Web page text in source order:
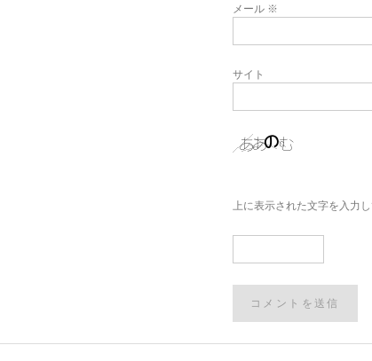
メール ※
サイト
上に表示された文字を入力し